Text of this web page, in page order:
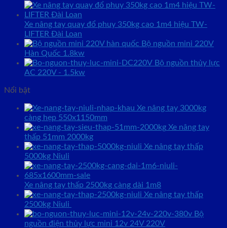
Xe nâng tay quay đổ phuy 350kg cao 1m4 hiệu TW-
LIFTER Đài Loan
Bộ nguồn mini 220V
Hàn Quốc 1.8kw
Bộ nguồn thủy lực
AC 220V - 1.5kw
Nổi bật
Xe nâng tay 3000kg
càng hẹp 550x1150mm
Xe nâng tay
thấp 51mm 2000kg
Xe nâng tay thấp
5000kg Niuli
Xe nâng tay thấp 2500kg càng dài 1m8
Xe nâng tay thấp
2500kg Niuli
Bộ
nguồn điện thủy lực mini 12v 24V 220V